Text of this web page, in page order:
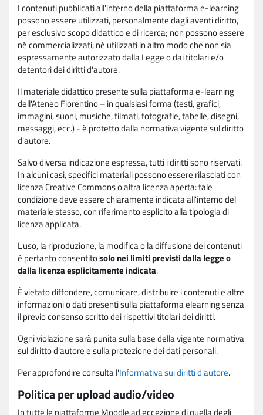
I contenuti pubblicati all'interno della piattaforma e-learning
possono essere utilizzati, personalmente dagli aventi diritto,
per esclusivo scopo didattico e di ricerca; non possono essere
né commercializzati, né utilizzati in altro modo che non sia
espressamente autorizzato dalla Legge o dai titolari e/o
detentori dei diritti d'autore.
Il materiale didattico presente sulla piattaforma e-learning
dell'Ateneo Fiorentino – in qualsiasi forma (testi, grafici,
immagini, suoni, musiche, filmati, fotografie, tabelle, disegni,
messaggi, ecc.) - è protetto dalla normativa vigente sul diritto
d'autore.
Salvo diversa indicazione espressa, tutti i diritti sono riservati.
In alcuni casi, specifici materiali possono essere rilasciati con
licenza Creative Commons o altra licenza aperta: tale
condizione deve essere chiaramente indicata all'interno del
materiale stesso, con riferimento esplicito alla tipologia di
licenza applicata.
L'uso, la riproduzione, la modifica o la diffusione dei contenuti
è pertanto consentitosolo nei limiti previsti dalla legge o
dalla licenza esplicitamente indicata.
È vietato diffondere, comunicare, distribuire i contenuti e altre
informazioni o dati presenti sulla piattaforma elearning senza
il previo consenso scritto dei rispettivi titolari dei diritti.
Ogni violazione sarà punita sulla base della vigente normativa
sul diritto d'autore e sulla protezione dei dati personali.
Per approfondire consulta l'Informativa sui diritti d'autore.
Politica per upload audio/video
In tutte le piattaforme Moodle ad eccezione di quella degli